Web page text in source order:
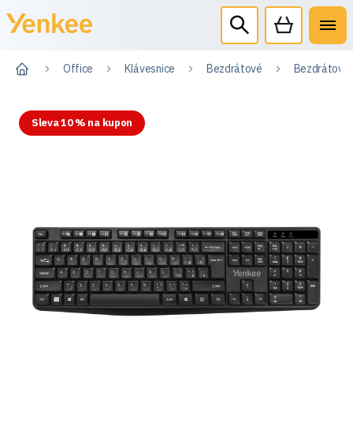
Office Klávesnice Bezdrátové Bezdrátová
Sleva 10 % na kupon